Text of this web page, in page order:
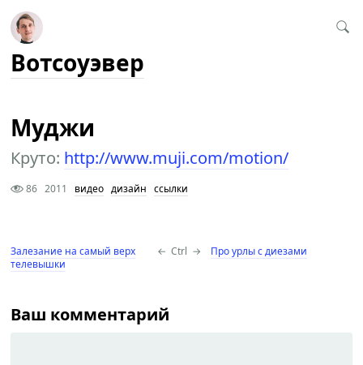
Вотсоуэвер
Муджи
Круто: http://www.muji.com/motion/
86 2011 видео дизайн ссылки
Залезание на самый верх
телевышки
← Ctrl → Про урлы с диезами
Ваш комментарий